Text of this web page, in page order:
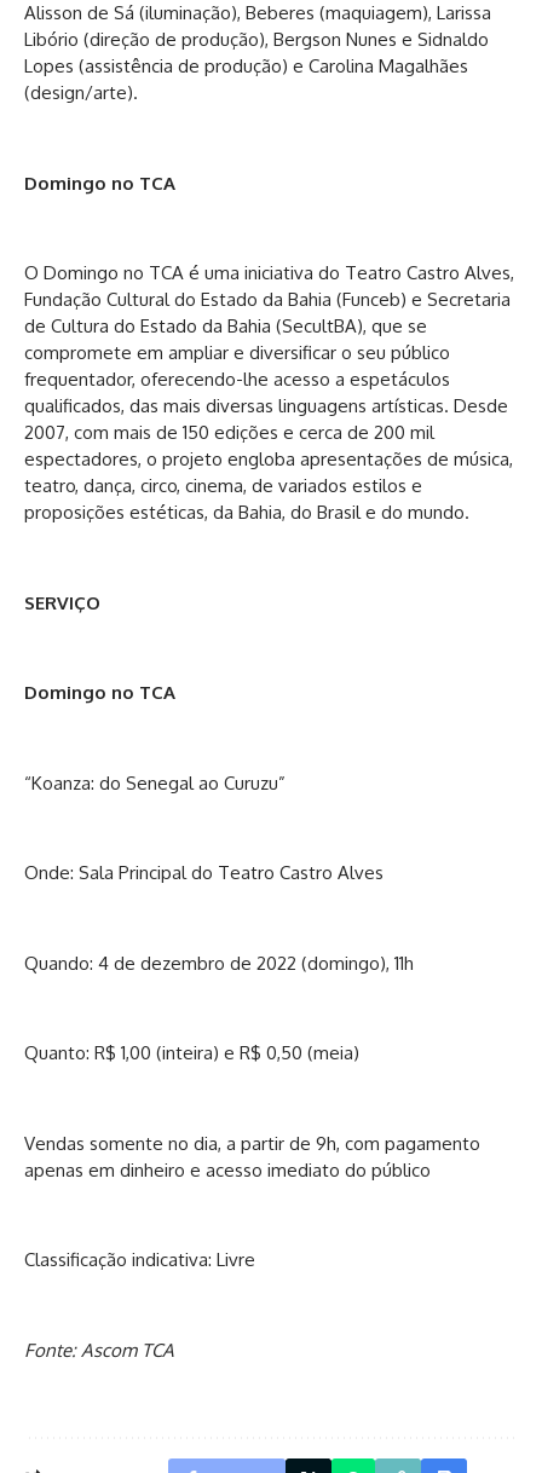
Alisson de Sá (iluminação), Beberes (maquiagem), Larissa
Libório (direção de produção), Bergson Nunes e Sidnaldo
Lopes (assistência de produção) e Carolina Magalhães
(design/arte).
Domingo no TCA
O Domingo no TCA é uma iniciativa do Teatro Castro Alves,
Fundação Cultural do Estado da Bahia (Funceb) e Secretaria
de Cultura do Estado da Bahia (SecultBA), que se
compromete em ampliar e diversificar o seu público
frequentador, oferecendo-lhe acesso a espetáculos
qualificados, das mais diversas linguagens artísticas. Desde
2007, com mais de 150 edições e cerca de 200 mil
espectadores, o projeto engloba apresentações de música,
teatro, dança, circo, cinema, de variados estilos e
proposições estéticas, da Bahia, do Brasil e do mundo.
SERVIÇO
Domingo no TCA
“Koanza: do Senegal ao Curuzu”
Onde: Sala Principal do Teatro Castro Alves
Quando: 4 de dezembro de 2022 (domingo), 11h
Quanto: R$ 1,00 (inteira) e R$ 0,50 (meia)
Vendas somente no dia, a partir de 9h, com pagamento
apenas em dinheiro e acesso imediato do público
Classificação indicativa: Livre
Fonte: Ascom TCA